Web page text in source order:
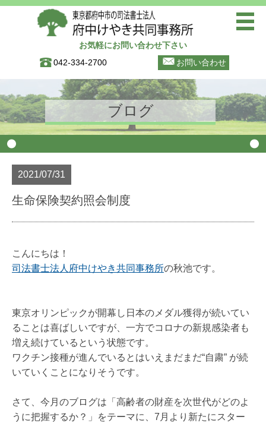
トップページ
事務所案内(寿町事務所)
事務所案内(晴見町商店街事務
お知らせ
ブログ
お問い合わせ
遺言書作成
不動産の名義変更
住宅ローン完済後のお手続き
会社法人登記
お気軽にお問い合わせ下さい
042-334-2700
お問い合わせ
ブログ
2021/07/31
生命保険契約照会制度
こんにちは！
司法書士法人府中けやき共同事務所の秋池です。
東京オリンピックが開幕し日本のメダル獲得が続いてい
ることは喜ばしいですが、一方でコロナの新規感染者も
増え続けているという状態です。
ワクチン接種が進んでいるとはいえまだまだ“自粛” が続
いていくことになりそうです。
さて、今月のブログは「高齢者の財産を次世代がどのよ
うに把握するか？」をテーマに、7月より新たにスター